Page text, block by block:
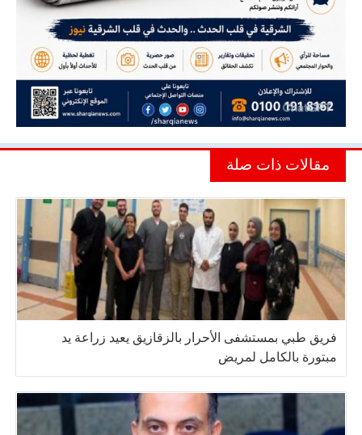
مقالات ذات صلة
فريق طبي بمستشفى الأحرار بالزقازيق يعيد زراعة يد
مبتورة بالكامل لمريض